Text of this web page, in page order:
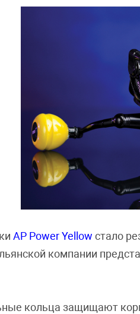
AP Power Yellow стало
компании
кольца защищают